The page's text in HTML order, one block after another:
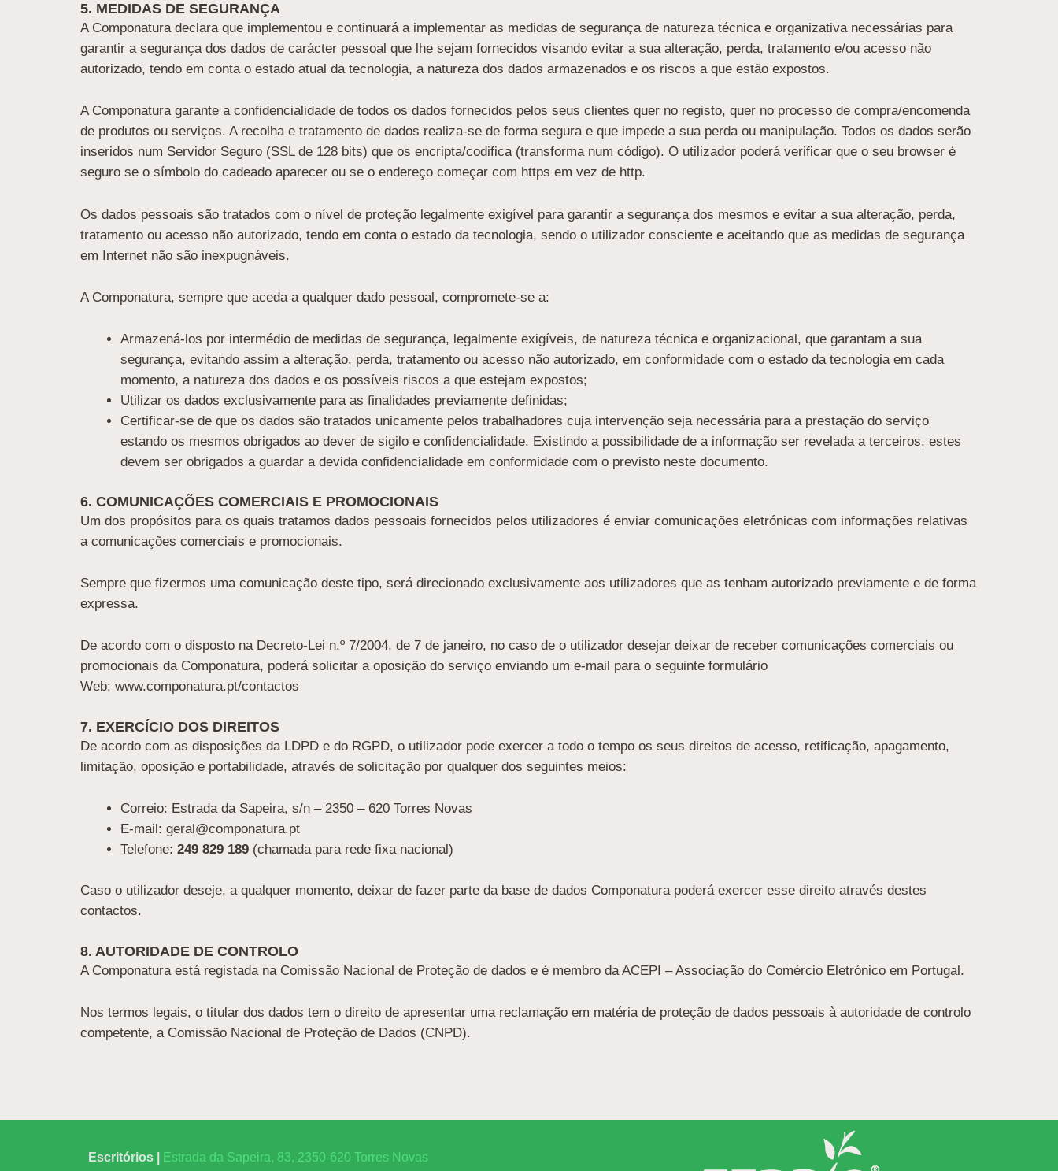
5. MEDIDAS DE SEGURANÇA
A Componatura declara que implementou e continuará a implementar as medidas de segurança de natureza técnica e organizativa necessárias para
garantir a segurança dos dados de carácter pessoal que lhe sejam fornecidos visando evitar a sua alteração, perda, tratamento e/ou acesso não
autorizado, tendo em conta o estado atual da tecnologia, a natureza dos dados armazenados e os riscos a que estão expostos.
A Componatura garante a confidencialidade de todos os dados fornecidos pelos seus clientes quer no registo, quer no processo de compra/encomenda
de produtos ou serviços. A recolha e tratamento de dados realiza-se de forma segura e que impede a sua perda ou manipulação. Todos os dados serão
inseridos num Servidor Seguro (SSL de 128 bits) que os encripta/codifica (transforma num código). O utilizador poderá verificar que o seu browser é
seguro se o símbolo do cadeado aparecer ou se o endereço começar com https em vez de http.
Os dados pessoais são tratados com o nível de proteção legalmente exigível para garantir a segurança dos mesmos e evitar a sua alteração, perda,
tratamento ou acesso não autorizado, tendo em conta o estado da tecnologia, sendo o utilizador consciente e aceitando que as medidas de segurança
em Internet não são inexpugnáveis.
A Componatura, sempre que aceda a qualquer dado pessoal, compromete-se a:
Armazená-los por intermédio de medidas de segurança, legalmente exigíveis, de natureza técnica e organizacional, que garantam a sua
segurança, evitando assim a alteração, perda, tratamento ou acesso não autorizado, em conformidade com o estado da tecnologia em cada
momento, a natureza dos dados e os possíveis riscos a que estejam expostos;
Utilizar os dados exclusivamente para as finalidades previamente definidas;
Certificar-se de que os dados são tratados unicamente pelos trabalhadores cuja intervenção seja necessária para a prestação do serviço
estando os mesmos obrigados ao dever de sigilo e confidencialidade. Existindo a possibilidade de a informação ser revelada a terceiros, estes
devem ser obrigados a guardar a devida confidencialidade em conformidade com o previsto neste documento.
6. COMUNICAÇÕES COMERCIAIS E PROMOCIONAIS
Um dos propósitos para os quais tratamos dados pessoais fornecidos pelos utilizadores é enviar comunicações eletrónicas com informações relativas
a comunicações comerciais e promocionais.
Sempre que fizermos uma comunicação deste tipo, será direcionado exclusivamente aos utilizadores que as tenham autorizado previamente e de forma
expressa.
De acordo com o disposto na Decreto-Lei n.º 7/2004, de 7 de janeiro, no caso de o utilizador desejar deixar de receber comunicações comerciais ou
promocionais da Componatura, poderá solicitar a oposição do serviço enviando um e-mail para o seguinte formulário
Web: www.componatura.pt/contactos
7. EXERCÍCIO DOS DIREITOS
De acordo com as disposições da LDPD e do RGPD, o utilizador pode exercer a todo o tempo os seus direitos de acesso, retificação, apagamento,
limitação, oposição e portabilidade, através de solicitação por qualquer dos seguintes meios:
Correio: Estrada da Sapeira, s/n – 2350 – 620 Torres Novas
E-mail: geral@componatura.pt
Telefone: 249 829 189 (chamada para rede fixa nacional)
Caso o utilizador deseje, a qualquer momento, deixar de fazer parte da base de dados Componatura poderá exercer esse direito através destes
contactos.
8. AUTORIDADE DE CONTROLO
A Componatura está registada na Comissão Nacional de Proteção de dados e é membro da ACEPI – Associação do Comércio Eletrónico em Portugal.
Nos termos legais, o titular dos dados tem o direito de apresentar uma reclamação em matéria de proteção de dados pessoais à autoridade de controlo
competente, a Comissão Nacional de Proteção de Dados (CNPD).
Escritórios |
Estrada da Sapeira, 83, 2350-620 Torres Novas